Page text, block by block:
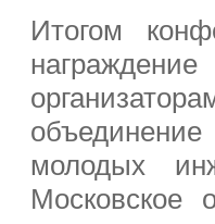
Итогом
молодых
Московское